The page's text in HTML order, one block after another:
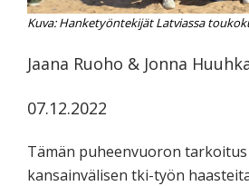
Kuva: Hanketyöntekijät Latviassa
Jaana Ruoho & Jonna
07.12.2022
Tämän puheenvuoron
kansainvälisen tki-työn